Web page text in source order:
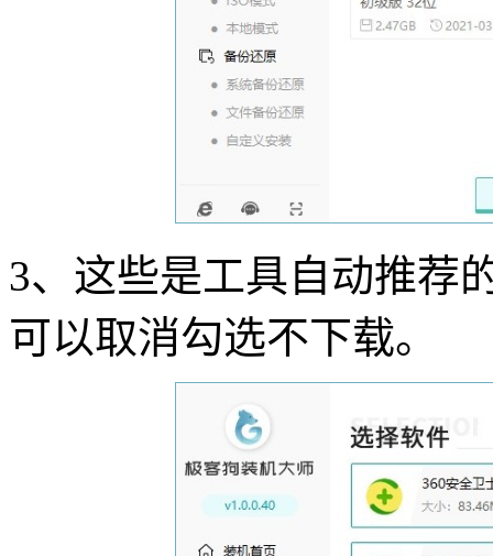
3、这些是工具自动推荐
可以取消勾选不下载。